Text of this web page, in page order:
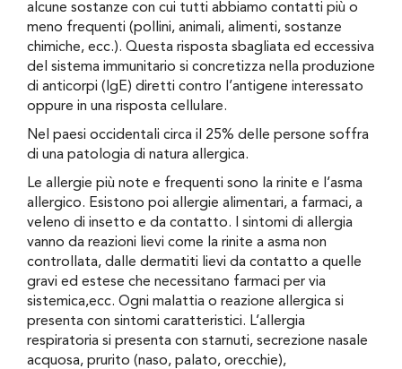
alcune sostanze con cui tutti abbiamo contatti più o
meno frequenti (pollini, animali, alimenti, sostanze
chimiche, ecc.). Questa risposta sbagliata ed eccessiva
del sistema immunitario si concretizza nella produzione
di anticorpi (IgE) diretti contro l’antigene interessato
oppure in una risposta cellulare.
Nel paesi occidentali circa il 25% delle persone soffra
di una patologia di natura allergica.
Le allergie più note e frequenti sono la rinite e l’asma
allergico. Esistono poi allergie alimentari, a farmaci, a
veleno di insetto e da contatto. I sintomi di allergia
vanno da reazioni lievi come la rinite a asma non
controllata, dalle dermatiti lievi da contatto a quelle
gravi ed estese che necessitano farmaci per via
sistemica,ecc. Ogni malattia o reazione allergica si
presenta con sintomi caratteristici. L’allergia
respiratoria si presenta con starnuti, secrezione nasale
acquosa, prurito (naso, palato, orecchie),